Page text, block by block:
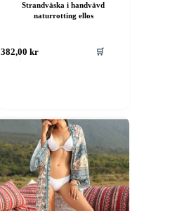
Strandväska i handvävd
naturrotting ellos
382,00kr 🛒